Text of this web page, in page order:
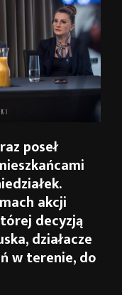
poseł
akcji
decyzją
działacze
w terenie, do